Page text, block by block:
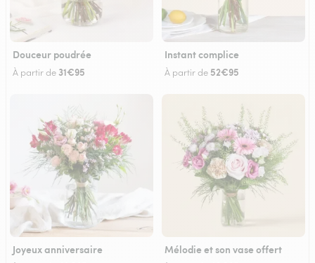
Douceur poudrée
À partir de 31€95
Instant complice
À partir de 52€95
Joyeux anniversaire Mélodie et son vase offert